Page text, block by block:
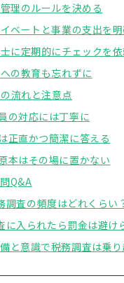
理のルールを決める
ベートと事業の支出を
に定期的にチェックを依
の教育も忘れずに
流れと注意点
の対応には丁寧に
正直かつ簡潔に答える
本はその場に置かない
Q&A
調査の頻度はどれくらい
に入られたら罰金は避け
と意識で税務調査は乗り